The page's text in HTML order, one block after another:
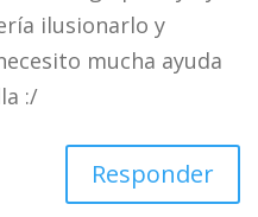
ilusionarlo y
mucha ayuda
:/
Responder